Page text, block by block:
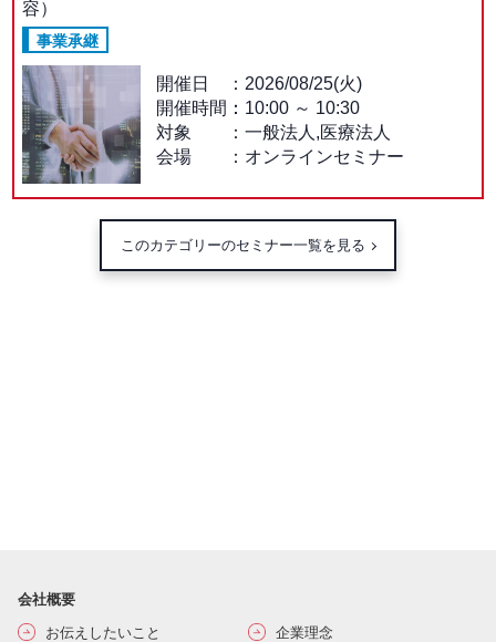
容）
事業承継
開催日
2026/08/25(火)
開催時間： 10:00～ 10:30
対象
一般法人,医療法人
会場
オンラインセミナー
このカテゴリーのセミナー一覧を見る
会社概要
お伝えしたいこと
企業理念